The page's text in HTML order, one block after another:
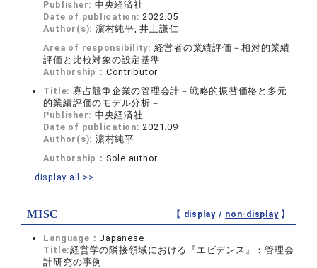
Publisher: 中央経済社
Date of publication:2022.05
Author(s): 濵村純平, 井上謙仁
Area of responsibility: 経営者の業績評価－相対的業績
評価と比較対象の設定基準
Authorship： Contributor
Title: 寡占競争企業の管理会計－戦略的振替価格と多元
的業績評価のモデル分析－
Publisher: 中央経済社
Date of publication:2021.09
Author(s): 濵村純平
Authorship： Sole author
display all >>
MISC 【 display / non-display】
Language： Japanese
Title:経営学の隣接領域における『エビデンス』：管理会
計研究の事例